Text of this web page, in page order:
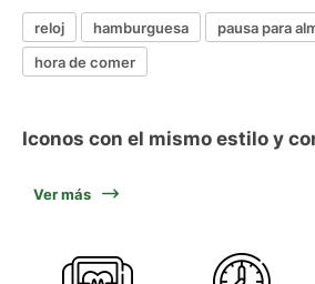
reloj hamburguesa
pausa para
hora de comer
Iconos con el mismo estilo y
Ver más